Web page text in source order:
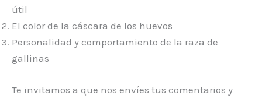
útil
El color de la cáscara de los huevos
Personalidad y comportamiento de la raza de
gallinas
Te invitamos a que nos envíes tus comentarios y